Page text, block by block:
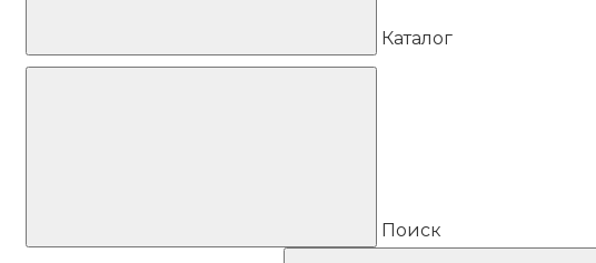
Каталог
Поиск